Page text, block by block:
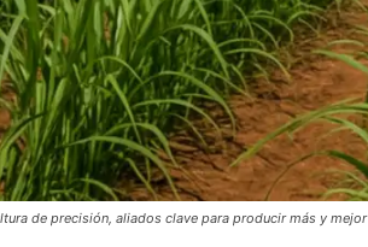
de precisión, aliados clave para producir más y mejor